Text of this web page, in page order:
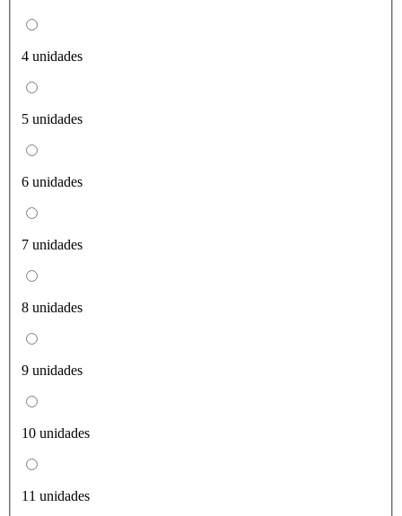
4 unidades
5 unidades
6 unidades
7 unidades
8 unidades
9 unidades
10 unidades
11 unidades